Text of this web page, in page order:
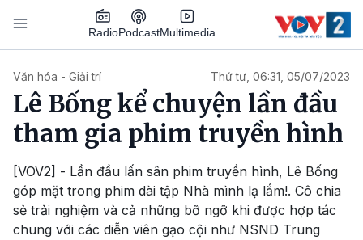
Nhảy đến nội dung
RadioPodcastMultimedia
Văn hóa - Giải trí Thứ tư, 06:31, 05/07/2023
Lê Bống kể chuyện lần đầu
tham gia phim truyền hình
[VOV2] - Lần đầu lấn sân phim truyền hình, Lê Bống
góp mặt trong phim dài tập Nhà mình lạ lắm!. Cô chia
sẻ trải nghiệm và cả những bỡ ngỡ khi được hợp tác
chung với các diễn viên gạo cội như NSND Trung